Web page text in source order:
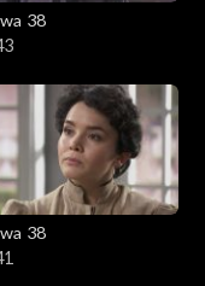
38
38